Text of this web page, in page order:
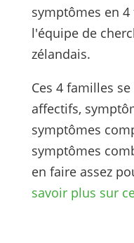
symptômes en
l'équipe de
zélandais.
Ces 4 familles
affectifs,
symptômes
symptômes
en faire assez
savoir plus sur